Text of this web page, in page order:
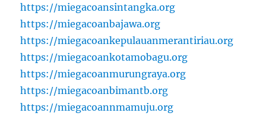
https://miegacoansintangka.org
https://miegacoanbajawa.org
https://miegacoankepulauanmerantiriau.org
https://miegacoankotamobagu.org
https://miegacoanmurungraya.org
https://miegacoanbimantb.org
https://miegacoannmamuju.org